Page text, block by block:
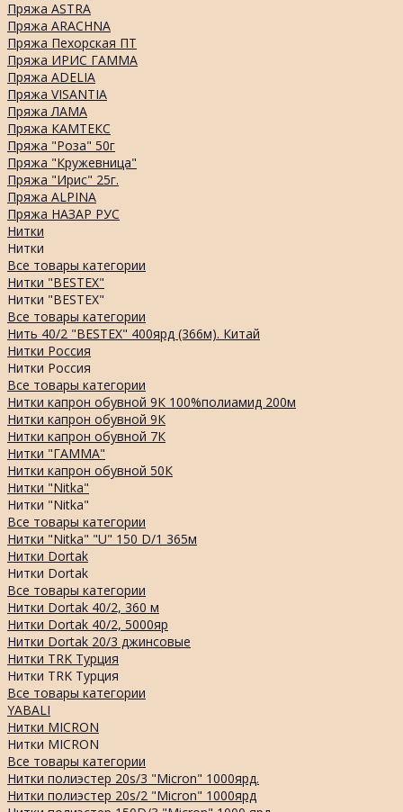
Пряжа ASTRA
Пряжа ARACHNA
Пряжа Пехорская ПТ
Пряжа ИРИС ГАММА
Пряжа ADELIA
Пряжа VISANTIA
Пряжа ЛАМА
Пряжа КАМТЕКС
Пряжа "Роза" 50г
Пряжа "Кружевница"
Пряжа "Ирис" 25г.
Пряжа ALPINA
Пряжа НАЗАР РУС
Нитки
Нитки
Все товары категории
Нитки "BESTEX"
Нитки "BESTEX"
Все товары категории
Нить 40/2 "BESTEX" 400ярд (366м). Китай
Нитки Россия
Нитки Россия
Все товары категории
Нитки капрон обувной 9К 100%полиамид 200м
Нитки капрон обувной 9К
Нитки капрон обувной 7К
Нитки "ГАММА"
Нитки капрон обувной 50К
Нитки "Nitka"
Нитки "Nitka"
Все товары категории
Нитки "Nitka" "U" 150 D/1 365м
Нитки Dortak
Нитки Dortak
Все товары категории
Нитки Dortak 40/2, 360 м
Нитки Dortak 40/2, 5000яр
Нитки Dortak 20/3 джинсовые
Нитки TRK Турция
Нитки TRK Турция
Все товары категории
YABALI
Нитки MICRON
Нитки MICRON
Все товары категории
Нитки полиэстер 20s/3 "Micron" 1000ярд.
Нитки полиэстер 20s/2 "Micron" 1000ярд